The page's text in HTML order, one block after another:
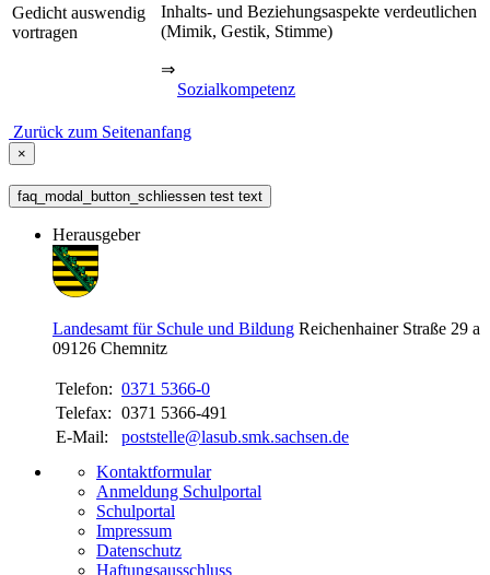
Gedicht auswendig
vortragen
Inhalts- und Beziehungsaspekte verdeutlichen
(Mimik, Gestik, Stimme)
⇒
Sozialkompetenz
Zurück zum Seitenanfang
×
faq_modal_button_schliessen test text
Herausgeber
Landesamt für Schule und Bildung Reichenhainer Straße 29 a
09126 Chemnitz
Telefon: 0371 5366-0
Telefax: 0371 5366-491
E-Mail:
poststelle@lasub.smk.sachsen.de
Kontaktformular
Anmeldung Schulportal
Schulportal
Impressum
Datenschutz
Haftungsausschluss